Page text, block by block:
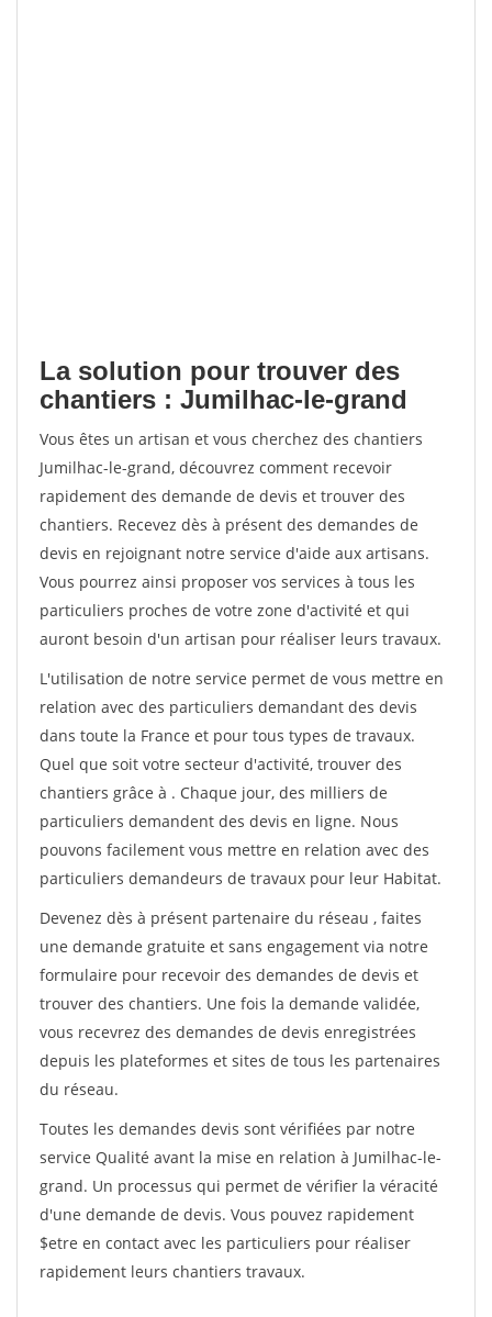
La solution pour trouver des
chantiers : Jumilhac-le-grand
Vous êtes un artisan et vous cherchez des chantiers
Jumilhac-le-grand, découvrez comment recevoir
rapidement des demande de devis et trouver des
chantiers. Recevez dès à présent des demandes de
devis en rejoignant notre service d'aide aux artisans.
Vous pourrez ainsi proposer vos services à tous les
particuliers proches de votre zone d'activité et qui
auront besoin d'un artisan pour réaliser leurs travaux.
L'utilisation de notre service permet de vous mettre en
relation avec des particuliers demandant des devis
dans toute la France et pour tous types de travaux.
Quel que soit votre secteur d'activité, trouver des
chantiers grâce à . Chaque jour, des milliers de
particuliers demandent des devis en ligne. Nous
pouvons facilement vous mettre en relation avec des
particuliers demandeurs de travaux pour leur Habitat.
Devenez dès à présent partenaire du réseau , faites
une demande gratuite et sans engagement via notre
formulaire pour recevoir des demandes de devis et
trouver des chantiers. Une fois la demande validée,
vous recevrez des demandes de devis enregistrées
depuis les plateformes et sites de tous les partenaires
du réseau.
Toutes les demandes devis sont vérifiées par notre
service Qualité avant la mise en relation à Jumilhac-le-
grand. Un processus qui permet de vérifier la véracité
d'une demande de devis. Vous pouvez rapidement
$etre en contact avec les particuliers pour réaliser
rapidement leurs chantiers travaux.